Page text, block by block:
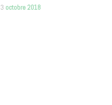
3 octobre 2018